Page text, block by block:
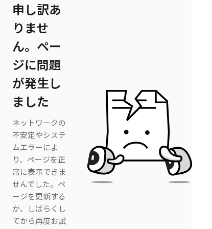
申し訳あ
りませ
ん。ペー
ジに問題
が発生し
ました
ネットワークの
不安定やシステ
ムエラーによ
り、ページを正
常に表示できま
せんでした。ペ
ージを更新する
か、しばらくし
てから再度お試